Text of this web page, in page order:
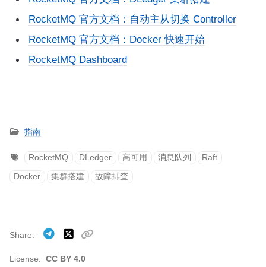
RocketMQ 官方文档：自动主从切换 Controller
RocketMQ 官方文档：Docker 快速开始
RocketMQ Dashboard
指南
RocketMQ DLedger 高可用 消息队列 Raft
Docker 集群搭建 故障排查
License: CC BY 4.0
Share